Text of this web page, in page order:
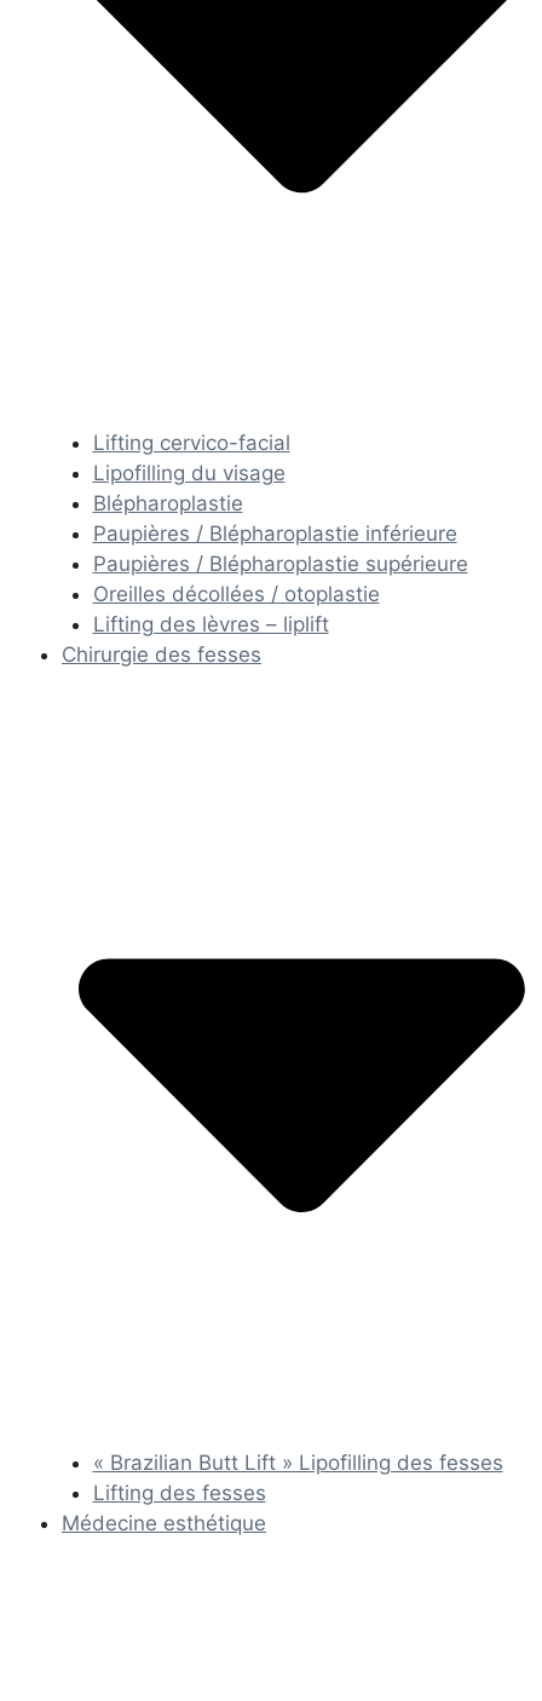
Lifting cervico-facial
Lipofilling du visage
Blépharoplastie
Paupières / Blépharoplastie inférieure
Paupières / Blépharoplastie supérieure
Oreilles décollées / otoplastie
Lifting des lèvres – liplift
Chirurgie des fesses
« Brazilian Butt Lift » Lipofilling des fesses
Lifting des fesses
Médecine esthétique